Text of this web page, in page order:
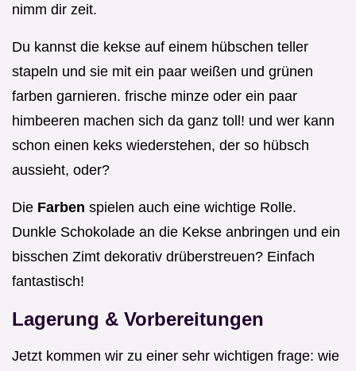
nimm dir zeit.
Du kannst die kekse auf einem hübschen teller
stapeln und sie mit ein paar weißen und grünen
farben garnieren. frische minze oder ein paar
himbeeren machen sich da ganz toll! und wer kann
schon einen keks wiederstehen, der so hübsch
aussieht, oder?
Die Farben spielen auch eine wichtige Rolle.
Dunkle Schokolade an die Kekse anbringen und ein
bisschen Zimt dekorativ drüberstreuen? Einfach
fantastisch!
Lagerung & Vorbereitungen
Jetzt kommen wir zu einer sehr wichtigen frage: wie